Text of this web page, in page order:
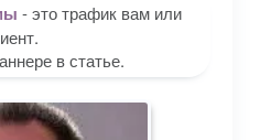
- это трафик вам или
в статье.